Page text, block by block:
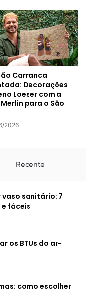
Carranca
Decorações
Loeser com a
Merlin para o São
2026
Recente
sanitário: 7
fáceis
os BTUs do ar-
como escolher